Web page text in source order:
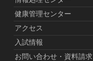
健康管理センター
アクセス
入試情報
お問い合わせ・資料請求